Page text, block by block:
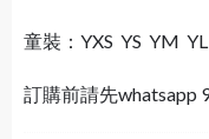
童裝：YXS YS YM
訂購前請先whatsapp